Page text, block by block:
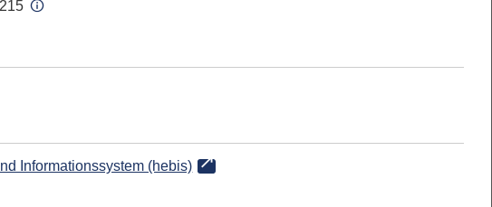
Informationssystem (hebis)